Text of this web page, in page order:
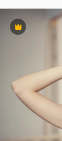
Premium